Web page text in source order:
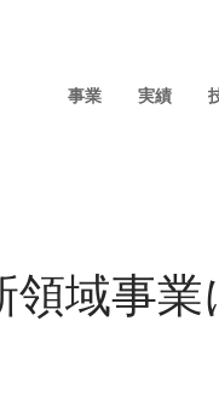
事業 実績
領域事